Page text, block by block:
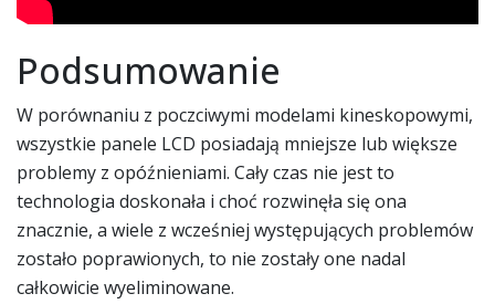
Podsumowanie
W porównaniu z poczciwymi modelami kineskopowymi,
wszystkie panele LCD posiadają mniejsze lub większe
problemy z opóźnieniami. Cały czas nie jest to
technologia doskonała i choć rozwinęła się ona
znacznie, a wiele z wcześniej występujących problemów
zostało poprawionych, to nie zostały one nadal
całkowicie wyeliminowane.